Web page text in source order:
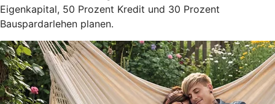
Eigenkapital, 50 Prozent Kredit und 30 Prozent
Bauspardarlehen planen.